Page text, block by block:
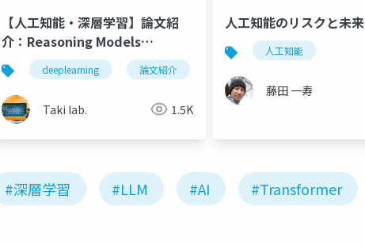
深層学習 人工知能 vision transformer
【人工知能・深層学習】論文紹
介：Reasoning Models
Generate Societies of
Thought
deeplearning 論文紹介
Taki lab. 1.5K
人工知能のリスクと未来
人工知能
藤田 一寿
#深層学習 #LLM #AI #Transformer